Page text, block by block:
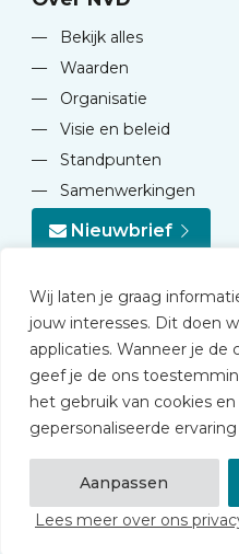
Wij laten je graag
jouw interesses. Dit doen
applicaties. Wanneer je
geef je de ons
het gebruik van cookies
gepersonaliseerde
Aanpassen
Lees meer over ons
—
Bekijk alles
—
Waarden
—
Organisatie
—
Visie en beleid
—
Standpunten
—
Samenwerkingen
Nieuwbrief
© 2026 NVD
Privacy statement
Disclaimer